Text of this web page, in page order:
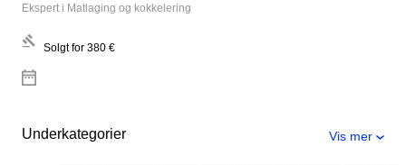
Ekspert i Matlaging og kokkelering
Solgt for 380 €
Underkategorier Vis mer